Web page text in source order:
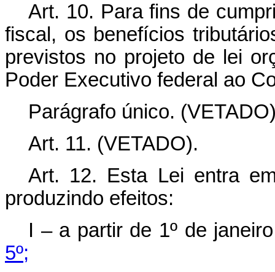
Art. 10. Para fins de
fiscal, os benefícios
previstos no projeto de lei
Poder Executivo federal ao
Parágrafo único.
Art. 11. (VETADO).
Art. 12. Esta Lei entra
produzindo efeitos:
I – a partir de 1º de
5º;